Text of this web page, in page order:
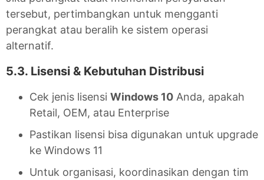
tersebut, pertimbangkan untuk mengganti
perangkat atau beralih ke sistem operasi
alternatif.
5.3. Lisensi & Kebutuhan Distribusi
Cek jenis lisensi Windows 10 Anda, apakah
Retail, OEM, atau Enterprise
Pastikan lisensi bisa digunakan untuk upgrade
ke Windows 11
Untuk organisasi, koordinasikan dengan tim